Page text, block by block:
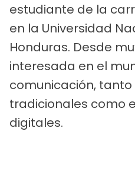
estudiante de la
en la Universidad
Honduras. Desde
interesada en el
comunicación,
tradicionales como
digitales.